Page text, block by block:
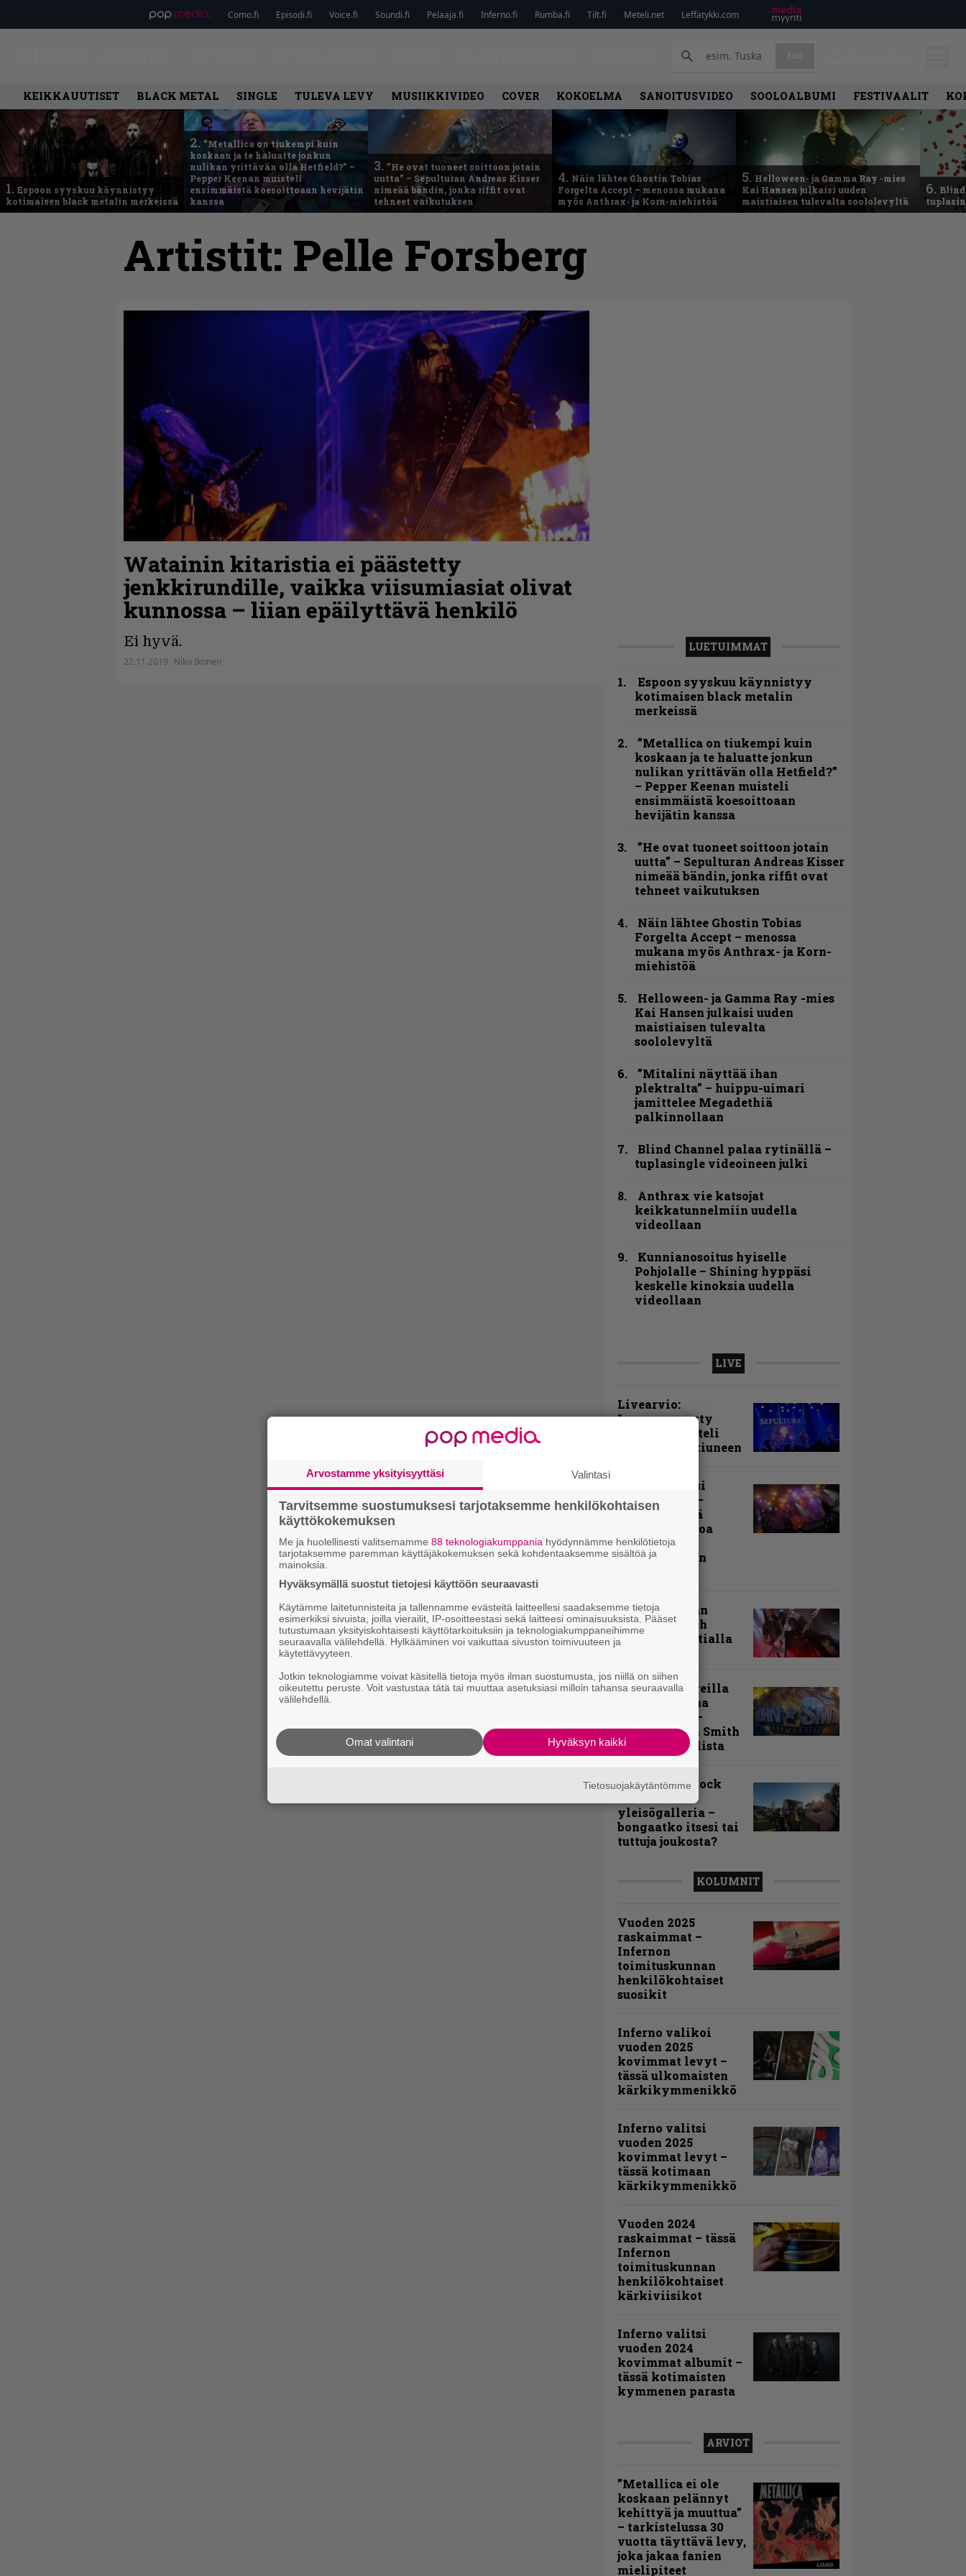
Como.fi Episodi.fi Voice.fi Soundi.fi Pelaaja.fi Inferno.fi Rumba.fi Tilt.fi Meteli.net Leffatykki.com
KEIKKAUUTISET BLACK METAL SINGLE TULEVA LEVY MUSIIKKIVIDEO COVER KOKOELMA SANOITUSVIDEO SOOLOALBUMI FESTIVAALIT
1. Espoon syyskuu käynnistyy
kotimaisen black metalin merkeissä
2. ”Metallica on tiukempi kuin
koskaan ja te haluatte jonkun
nulikan yrittävän olla Hetfield?” –
Pepper Keenan muisteli
ensimmäistä koesoittoaan hevijätin
kanssa
3. ”He ovat tuoneet soittoon jotain
uutta” – Sepulturan Andreas Kisser
nimeää bändin, jonka riffit ovat
tehneet vaikutuksen
4. Näin lähtee Ghostin Tobias
Forgelta Accept – menossa mukana
myös Anthrax- ja Korn-miehistöä
5. Helloween- ja Gamma Ray -mies
Kai Hansen julkaisi uuden
maistiaisen tulevalta soololevyltä
6.
Artistit: Pelle Forsberg
Watainin kitaristia ei päästetty
jenkkirundille, vaikka viisumiasiat olivat
kunnossa – liian epäilyttävä henkilö
Ei hyvä.
22.11.2019 Niko Ikonen
LUETUIMMAT
Espoon syyskuu käynnistyy
kotimaisen black metalin
merkeissä
”Metallica on tiukempi kuin
koskaan ja te haluatte jonkun
nulikan yrittävän olla Hetfield?”
– Pepper Keenan muisteli
ensimmäistä koesoittoaan
hevijätin kanssa
”He ovat tuoneet soittoon jotain
uutta” – Sepulturan Andreas Kisser
nimeää bändin, jonka riffit ovat
tehneet vaikutuksen
Näin lähtee Ghostin Tobias
Forgelta Accept – menossa
mukana myös Anthrax- ja Korn-
miehistöä
Helloween- ja Gamma Ray -mies
Kai Hansen julkaisi uuden
maistiaisen tulevalta
soololevyltä
”Mitalini näyttää ihan
plektralta” – huippu-uimari
jamittelee Megadethiä
palkinnollaan
Blind Channel palaa rytinällä –
tuplasingle videoineen julki
Anthrax vie katsojat
keikkatunnelmiin uudella
videollaan
Kunnianosoitus hyiselle
Pohjolalle – Shining hyppäsi
keskelle kinoksia uudella
videollaan
LIVE
Livearvio:
Loppuunmyyty
Tavastia saatteli
Sepulturan ikiuneen
Rokki Raikasi
Tampereella –
Infernon neljä
väkevää nostoa
festarin
kakkospäivän
Paluu vanhaan
liittoon – Arch
Enemy Tavastialla
”Näillä festareilla
kaikki on aina
kohdallaan” –
raportti John Smith
Rock Festivalista
John Smith Rock
yleisögalleria –
bongaatko itsesi tai
tuttuja joukosta?
KOLUMNIT
Vuoden 2025
raskaimmat –
Infernon
toimituskunnan
henkilökohtaiset
suosikit
Inferno valikoi
vuoden 2025
kovimmat levyt –
tässä ulkomaisten
kärkikymmenikkö
Inferno valitsi
vuoden 2025
kovimmat levyt –
tässä kotimaan
kärkikymmenikkö
Vuoden 2024
raskaimmat – tässä
Infernon
toimituskunnan
henkilökohtaiset
kärkiviisikot
Inferno valitsi
vuoden 2024
kovimmat albumit –
tässä kotimaisten
kymmenen parasta
ARVIOT
”Metallica ei ole
koskaan pelännyt
kehittyä ja muuttua”
– tarkistelussa 30
vuotta täyttävä levy,
joka jakaa fanien
mielipiteet
Arvostamme yksityisyyttäsi Valintasi
Tarvitsemme suostumuksesi tarjotaksemme henkilökohtaisen
käyttökokemuksen
Me ja huolellisesti valitsemamme 88 teknologiakumppania hyödynnämme henkilötietoja
tarjotaksemme paremman käyttäjäkokemuksen sekä kohdentaaksemme sisältöä ja
mainoksia.
Hyväksymällä suostut tietojesi käyttöön seuraavasti
Käytämme laitetunnisteita ja tallennamme evästeitä laitteellesi saadaksemme tietoja
esimerkiksi sivuista, joilla vierailit, IP-osoitteestasi sekä laitteesi ominaisuuksista. Pääset
tutustumaan yksityiskohtaisesti käyttötarkoituksiin ja teknologiakumppaneihimme
seuraavalla välilehdellä. Hylkääminen voi vaikuttaa sivuston toimivuuteen ja
käytettävyyteen.
Jotkin teknologiamme voivat käsitellä tietoja myös ilman suostumusta, jos niillä on siihen
oikeutettu peruste. Voit vastustaa tätä tai muuttaa asetuksiasi milloin tahansa seuraavalla
välilehdellä.
Hyväksyn kaikki
Omat valintani
Tietosuojakäytäntömme